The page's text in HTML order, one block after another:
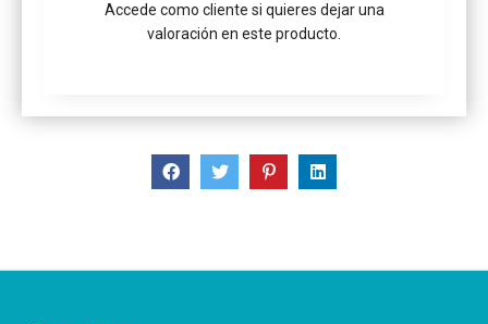
Accede como cliente si quieres dejar una
valoración en este producto.